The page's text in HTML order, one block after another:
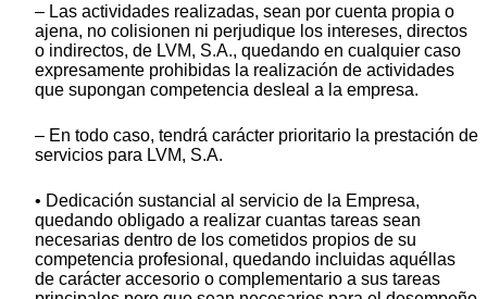
– Las actividades realizadas, sean por cuenta propia o
ajena, no colisionen ni perjudique los intereses, directos
o indirectos, de LVM, S.A., quedando en cualquier caso
expresamente prohibidas la realización de actividades
que supongan competencia desleal a la empresa.
– En todo caso, tendrá carácter prioritario la prestación de
servicios para LVM, S.A.
• Dedicación sustancial al servicio de la Empresa,
quedando obligado a realizar cuantas tareas sean
necesarias dentro de los cometidos propios de su
competencia profesional, quedando incluidas aquéllas
de carácter accesorio o complementario a sus tareas